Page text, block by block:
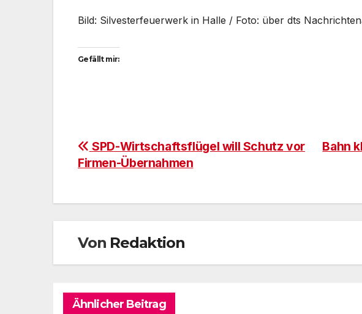
Bild: Silvesterfeuerwerk in Halle / Foto: über dts
Gefällt mir:
Beitragsnavigation
Bahn
SPD-Wirtschaftsflügel will Schutz vor
Firmen-Übernahmen
Von Redaktion
Ähnlicher Beitrag